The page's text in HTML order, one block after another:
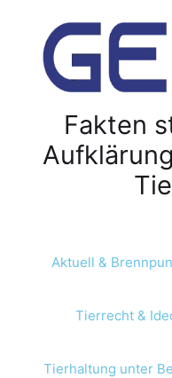
Fakten
Aktuell &
Tierrecht &
Tierhaltung unter